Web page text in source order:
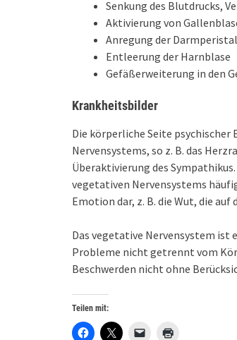
Senkung des Blutdrucks,
Aktivierung von
Anregung der
Entleerung der Harnblase
Gefäßerweiterung in den
Krankheitsbilder
Die körperliche Seite
Nervensystems, so z. B. das
Überaktivierung des
vegetativen Nervensystems
Emotion dar, z. B. die Wut, die
Das vegetative Nervensystem ist
Probleme nicht getrennt vom
Beschwerden nicht ohne
Teilen mit: